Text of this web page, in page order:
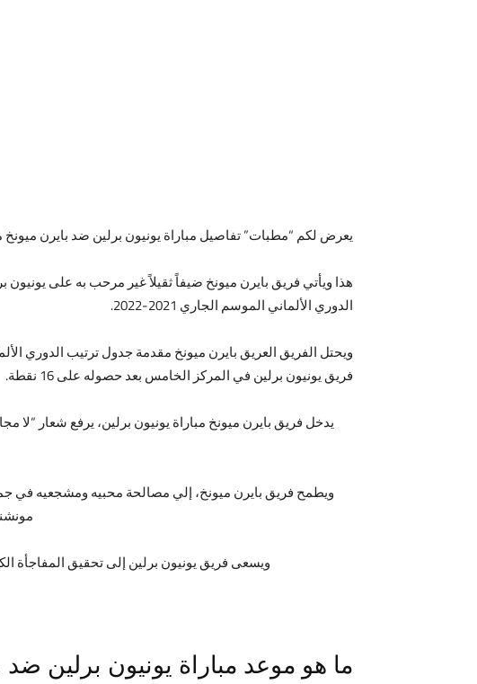
يعرض لكم “مطبات” تفاصيل مباراة يونيون برلين ضد بايرن ميونخ مباشرة، في الدوري الألماني
الدوري الألماني الموسم الجاري 2021-2022.
فريق يونيون برلين في المركز الخامس بعد حصوله على 16 نقطة.
يدخل فريق بايرن ميونخ مباراة يونيون برلين، يرفع شعار
مونشنجلادباخ 0-5،
ويسعى فريق يونيون برلين إلى تحقيق المفاجأة
ما هو موعد مباراة يونيون برلين ضد